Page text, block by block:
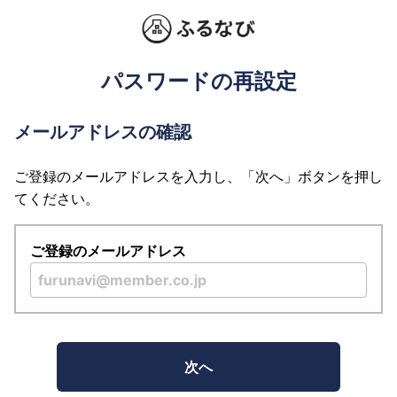
パスワードの再設定
メールアドレスの確認
ご登録のメールアドレスを入力し、「次へ」ボタンを押し
てください。
ご登録のメールアドレス